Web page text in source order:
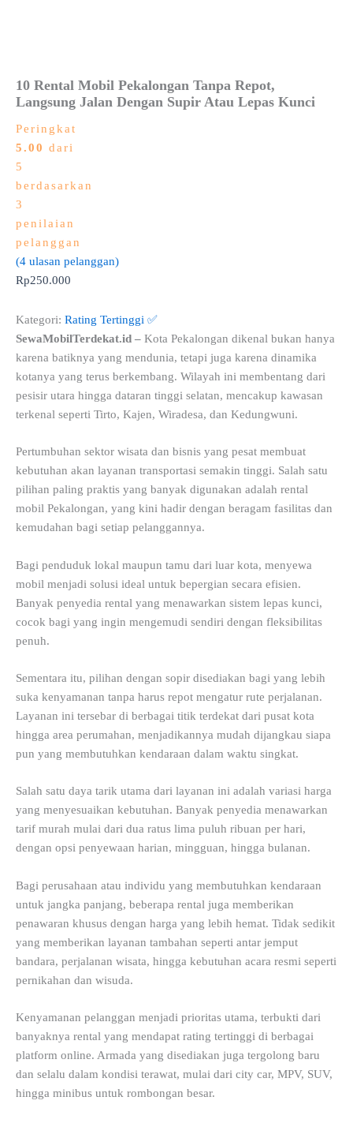
10 Rental Mobil Pekalongan Tanpa Repot,
Langsung Jalan Dengan Supir Atau Lepas Kunci
Peringkat
5.00 dari
5
berdasarkan
3
penilaian
pelanggan
(4 ulasan pelanggan)
Rp250.000
Kategori: Rating Tertinggi ✅
SewaMobilTerdekat.id – Kota Pekalongan dikenal bukan hanya
karena batiknya yang mendunia, tetapi juga karena dinamika
kotanya yang terus berkembang. Wilayah ini membentang dari
pesisir utara hingga dataran tinggi selatan, mencakup kawasan
terkenal seperti Tirto, Kajen, Wiradesa, dan Kedungwuni.
Pertumbuhan sektor wisata dan bisnis yang pesat membuat
kebutuhan akan layanan transportasi semakin tinggi. Salah satu
pilihan paling praktis yang banyak digunakan adalah rental
mobil Pekalongan, yang kini hadir dengan beragam fasilitas dan
kemudahan bagi setiap pelanggannya.
Bagi penduduk lokal maupun tamu dari luar kota, menyewa
mobil menjadi solusi ideal untuk bepergian secara efisien.
Banyak penyedia rental yang menawarkan sistem lepas kunci,
cocok bagi yang ingin mengemudi sendiri dengan fleksibilitas
penuh.
Sementara itu, pilihan dengan sopir disediakan bagi yang lebih
suka kenyamanan tanpa harus repot mengatur rute perjalanan.
Layanan ini tersebar di berbagai titik terdekat dari pusat kota
hingga area perumahan, menjadikannya mudah dijangkau siapa
pun yang membutuhkan kendaraan dalam waktu singkat.
Salah satu daya tarik utama dari layanan ini adalah variasi harga
yang menyesuaikan kebutuhan. Banyak penyedia menawarkan
tarif murah mulai dari dua ratus lima puluh ribuan per hari,
dengan opsi penyewaan harian, mingguan, hingga bulanan.
Bagi perusahaan atau individu yang membutuhkan kendaraan
untuk jangka panjang, beberapa rental juga memberikan
penawaran khusus dengan harga yang lebih hemat. Tidak sedikit
yang memberikan layanan tambahan seperti antar jemput
bandara, perjalanan wisata, hingga kebutuhan acara resmi seperti
pernikahan dan wisuda.
Kenyamanan pelanggan menjadi prioritas utama, terbukti dari
banyaknya rental yang mendapat rating tertinggi di berbagai
platform online. Armada yang disediakan juga tergolong baru
dan selalu dalam kondisi terawat, mulai dari city car, MPV, SUV,
hingga minibus untuk rombongan besar.